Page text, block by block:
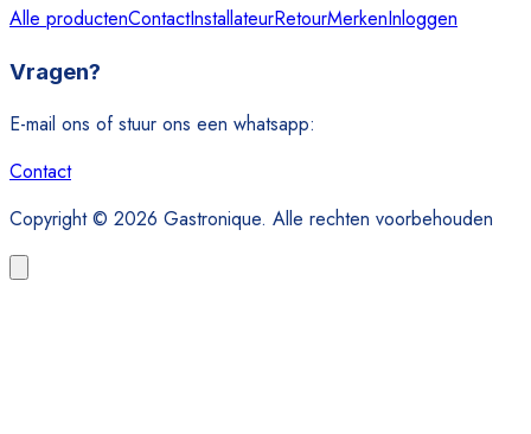
Alle productenContactInstallateurRetourMerkenInloggen
Vragen?
E-mail ons of stuur ons een whatsapp:
Contact
Copyright © 2026 Gastronique. Alle rechten voorbehouden